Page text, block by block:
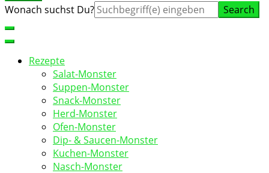
Suche
Wonach suchst Du?
Rezepte
Salat-Monster
Suppen-Monster
Snack-Monster
Herd-Monster
Ofen-Monster
Dip- & Saucen-Monster
Kuchen-Monster
Nasch-Monster